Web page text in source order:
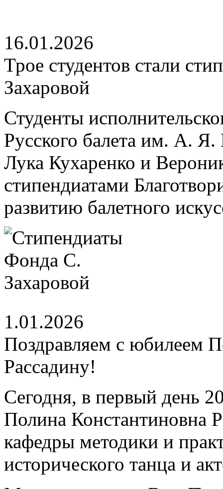
16.01.2026
Трое студентов стали
Захаровой
Студенты
Русского балета им. А.
Лука Кухаренко и
стипендиатами
развитию балетного
1.01.2026
Поздравляем с юбилеем
Рассадину!
Сегодня, в первый день
Полина Константиновна
кафедры методики и
исторического танца и